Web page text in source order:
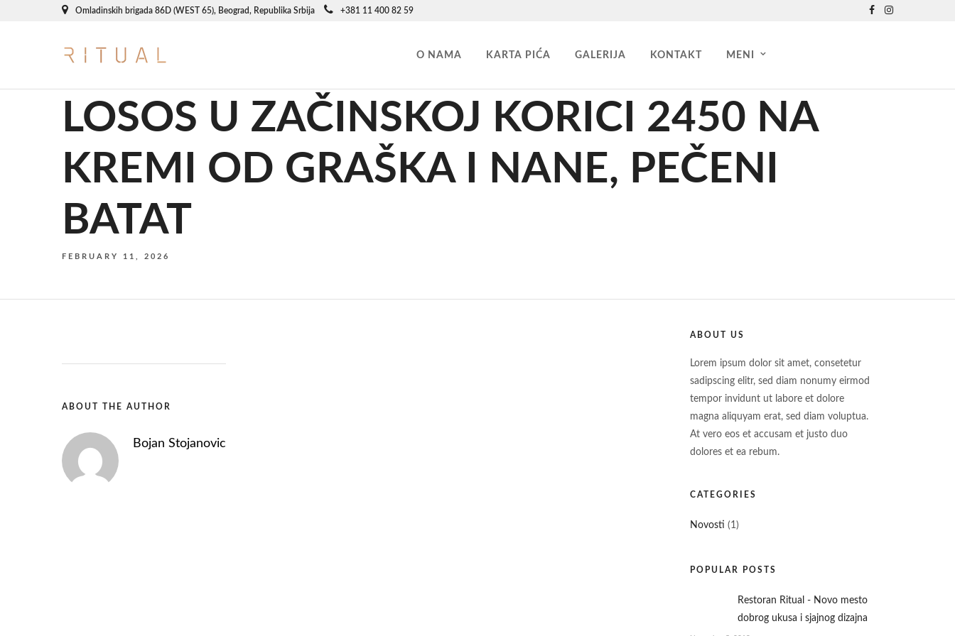
Omladinskih brigada 86D (WEST 65), Beograd, Republika Srbija +381 11 400 82 59
O NAMA KARTA PIĆA GALERIJA KONTAKT MENI
LOSOS U ZAČINSKOJ KORICI 2450 NA
KREMI OD GRAŠKA I NANE, PEČENI
BATAT
FEBRUARY 11, 2026
ABOUT THE AUTHOR
Bojan Stojanovic
ABOUT US
Lorem ipsum dolor sit amet, consetetur
sadipscing elitr, sed diam nonumy eirmod
tempor invidunt ut labore et dolore
magna aliquyam erat, sed diam voluptua.
At vero eos et accusam et justo duo
dolores et ea rebum.
CATEGORIES
Novosti (1)
POPULAR POSTS
Restoran Ritual - Novo mesto
dobrog ukusa i sjajnog dizajna